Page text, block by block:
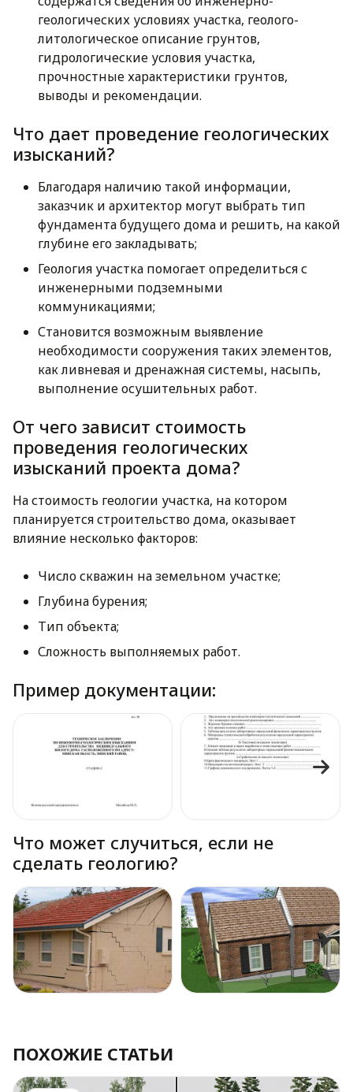
геологических условиях участка, геолого-
литологическое описание грунтов,
гидрологические условия участка,
прочностные характеристики грунтов,
выводы и рекомендации.
Что дает проведение геологических
изысканий?
Благодаря наличию такой информации,
заказчик и архитектор могут выбрать тип
фундамента будущего дома и решить, на какой
глубине его закладывать;
Геология участка помогает определиться с
инженерными подземными
коммуникациями;
Становится возможным выявление
необходимости сооружения таких элементов,
как ливневая и дренажная системы, насыпь,
выполнение осушительных работ.
От чего зависит стоимость
проведения геологических
изысканий проекта дома?
На стоимость геологии участка, на котором
планируется строительство дома, оказывает
влияние несколько факторов:
Число скважин на земельном участке;
Глубина бурения;
Тип объекта;
Сложность выполняемых работ.
Пример документации:
Что может случиться, если не
сделать геологию?
ПОХОЖИЕ СТАТЬИ